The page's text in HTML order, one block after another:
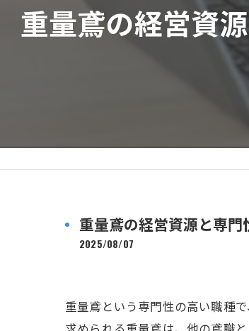
重量鳶の経営資
重量鳶の経営資源と専
2025/08/07
重量鳶という専門性の高い職種